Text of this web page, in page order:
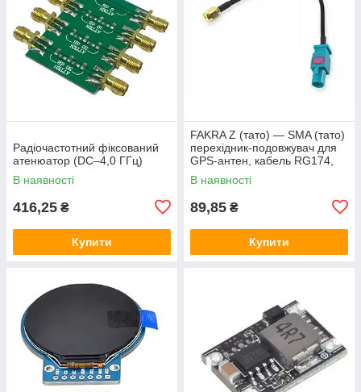
Радіочастотний фіксований
атенюатор (DC–4,0 ГГц)
В наявності
416,25 ₴
Купити
FAKRA Z (тато) — SMA (тато)
перехідник-подовжувач для
GPS-антен, кабель RG174,
15 см
В наявності
89,85 ₴
Купити